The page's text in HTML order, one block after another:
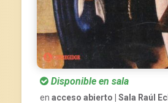
Disponible en sala
en acceso abierto | Sala Raúl